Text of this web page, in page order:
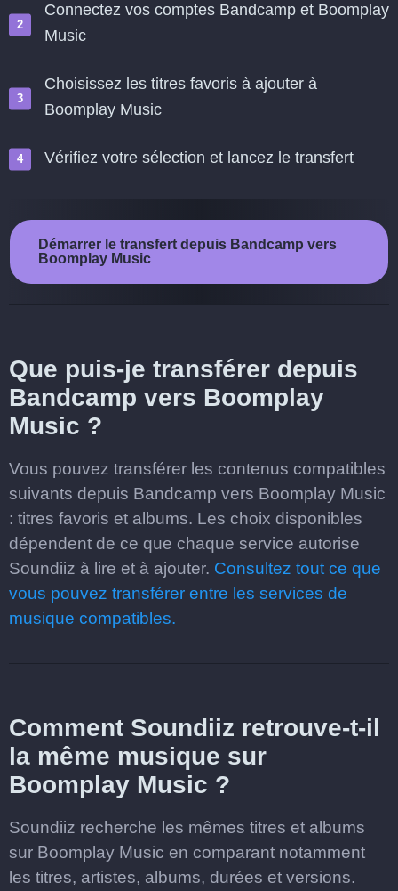
Connectez vos comptes Bandcamp et Boomplay
Music
Choisissez les titres favoris à ajouter à
Boomplay Music
Vérifiez votre sélection et lancez le transfert
Démarrer le transfert depuis Bandcamp vers
Boomplay Music
Que puis-je transférer depuis
Bandcamp vers Boomplay
Music ?
Vous pouvez transférer les contenus compatibles
suivants depuis Bandcamp vers Boomplay Music
: titres favoris et albums. Les choix disponibles
dépendent de ce que chaque service autorise
Soundiiz à lire et à ajouter. Consultez tout ce que
vous pouvez transférer entre les services de
musique compatibles.
Comment Soundiiz retrouve-t-il
la même musique sur
Boomplay Music ?
Soundiiz recherche les mêmes titres et albums
sur Boomplay Music en comparant notamment
les titres, artistes, albums, durées et versions.